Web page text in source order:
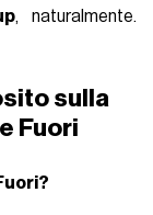
, naturalmente.
sulla
Fuori